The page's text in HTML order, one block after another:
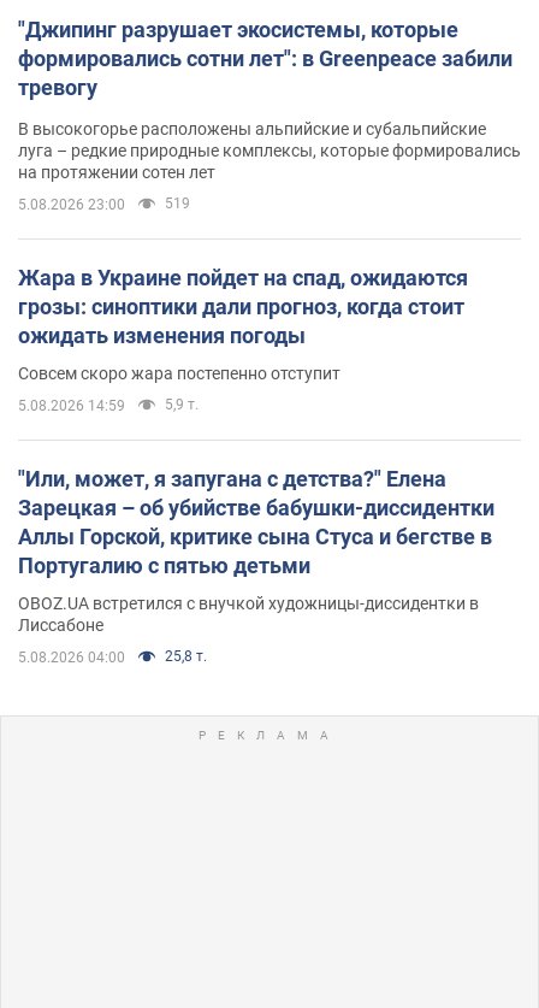
"Джипинг разрушает экосистемы, которые
формировались сотни лет": в Greenpeace забили
тревогу
В высокогорье расположены альпийские и субальпийские
луга – редкие природные комплексы, которые формировались
на протяжении сотен лет
5.08.2026 23:00 519
Жара в Украине пойдет на спад, ожидаются
грозы: синоптики дали прогноз, когда стоит
ожидать изменения погоды
Совсем скоро жара постепенно отступит
5.08.2026 14:59 5,9 т.
"Или, может, я запугана с детства?" Елена
Зарецкая – об убийстве бабушки-диссидентки
Аллы Горской, критике сына Стуса и бегстве в
Португалию с пятью детьми
OBOZ.UA встретился с внучкой художницы-диссидентки в
Лиссабоне
5.08.2026 04:00 25,8 т.